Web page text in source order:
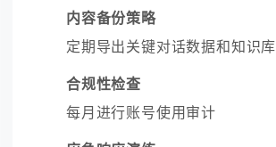
内容备份策略
定期导出关键对话数据和知识库
合规性检查
每月进行账号使用审计